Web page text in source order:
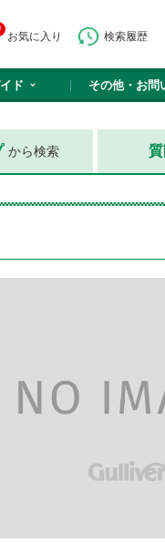
お気に入り 検索履歴
ド その他・ お問
から検索